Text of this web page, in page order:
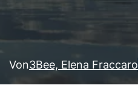
Von3Bee, Elena Fraccaro